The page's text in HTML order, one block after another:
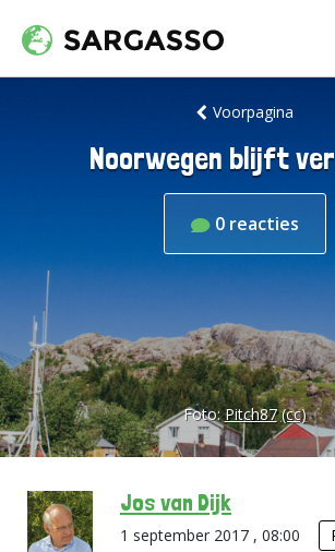
Voorpagina
Noorwegen blijft
0 reacties
Foto:Pitch87 (cc)
Jos van Dijk
1 september 2017 , 08:00